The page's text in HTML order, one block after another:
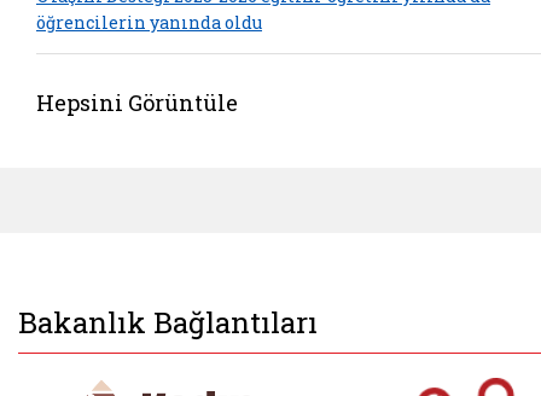
öğrencilerin yanında oldu
Hepsini Görüntüle
Bakanlık Bağlantıları